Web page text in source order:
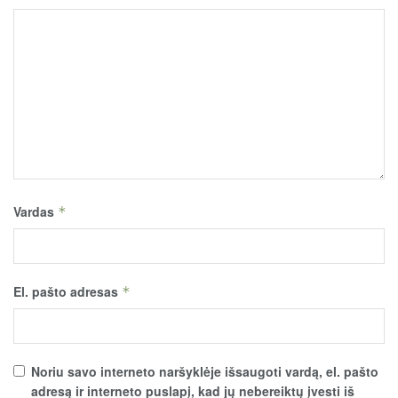
Vardas *
El. pašto adresas *
Noriu savo interneto naršyklėje išsaugoti vardą, el. pašto
adresą ir interneto puslapį, kad jų nebereiktų įvesti iš